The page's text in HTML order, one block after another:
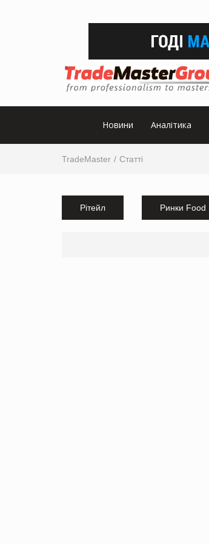
Новини Аналітика
TradeMaster Статті
Рітейл Ринки Food